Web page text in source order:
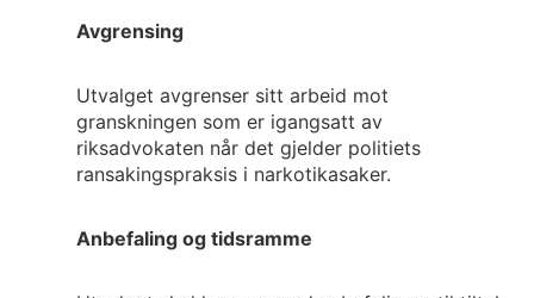
Avgrensing
Utvalget avgrenser sitt arbeid mot
granskningen som er igangsatt av
riksadvokaten når det gjelder politiets
ransakingspraksis i narkotikasaker.
Anbefaling og tidsramme